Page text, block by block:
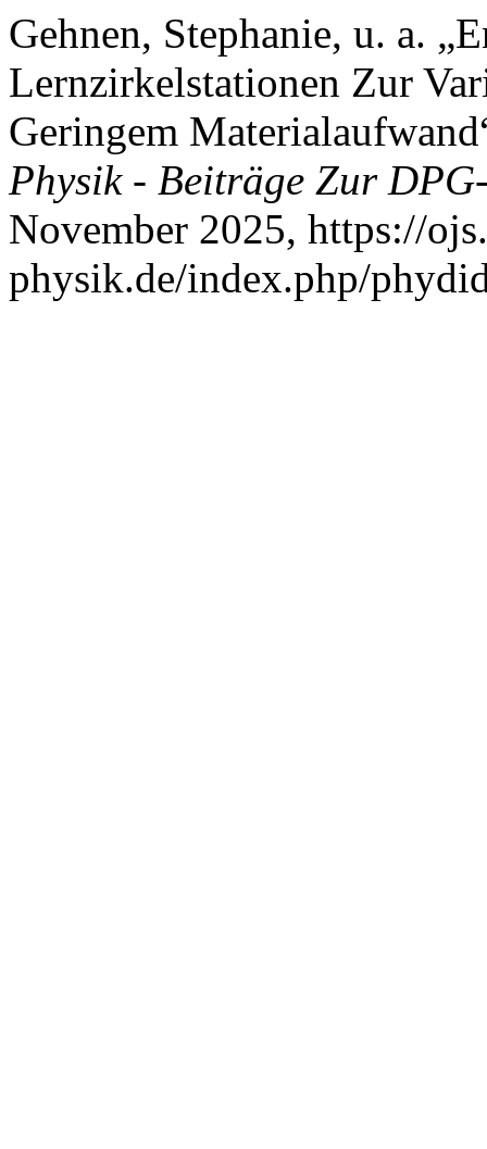
Gehnen, Stephanie, u. a.
Lernzirkelstationen Zur
Geringem
Physik - Beiträge Zur
November 2025, https://
physik.de/index.php/